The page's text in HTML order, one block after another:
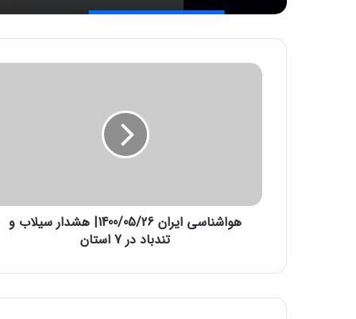
ه
ا
ن
هواشناسی ایران 1400/05/26| هشدار سیلاب و
تندباد در 7 استان